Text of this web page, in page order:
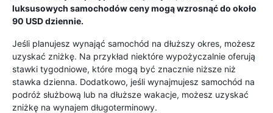
luksusowych samochodów ceny mogą wzrosnąć do około
90 USD dziennie.
Jeśli planujesz wynająć samochód na dłuższy okres, możesz
uzyskać zniżkę. Na przykład niektóre wypożyczalnie oferują
stawki tygodniowe, które mogą być znacznie niższe niż
stawka dzienna. Dodatkowo, jeśli wynajmujesz samochód na
podróż służbową lub na dłuższe wakacje, możesz uzyskać
zniżkę na wynajem długoterminowy.